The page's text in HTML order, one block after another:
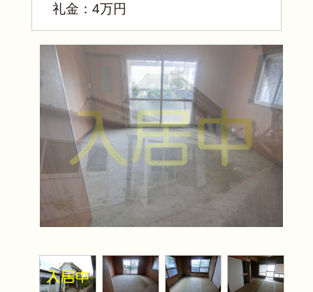
礼金：4万円